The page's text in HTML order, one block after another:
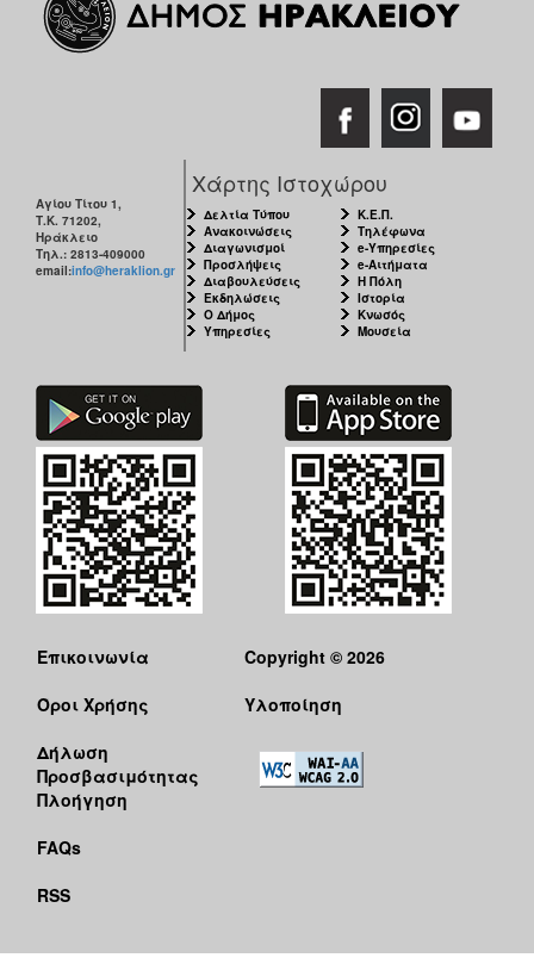
Αγίου Τίτου 1,
Τ.Κ. 71202,
Ηράκλειο
Τηλ.: 2813-409000
email:info@heraklion.gr
Χάρτης Ιστοχώρου
Δελτία Τύπου
Ανακοινώσεις
Διαγωνισμοί
Προσλήψεις
Διαβουλεύσεις
Εκδηλώσεις
Ο Δήμος
Υπηρεσίες
Κ.Ε.Π.
Τηλέφωνα
e-Υπηρεσίες
e-Αιτήματα
Η Πόλη
Ιστορία
Κνωσός
Μουσεία
Επικοινωνία
Όροι Χρήσης
Δήλωση
Προσβασιμότητας
Πλοήγηση
FAQs
RSS
Copyright © 2026
Υλοποίηση